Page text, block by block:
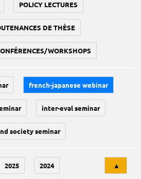
POLICY LECTURES
DE THÈSE
WORKSHOPS
french-japanese webinar
inter-eval seminar
society seminar
2025 2024 ▲